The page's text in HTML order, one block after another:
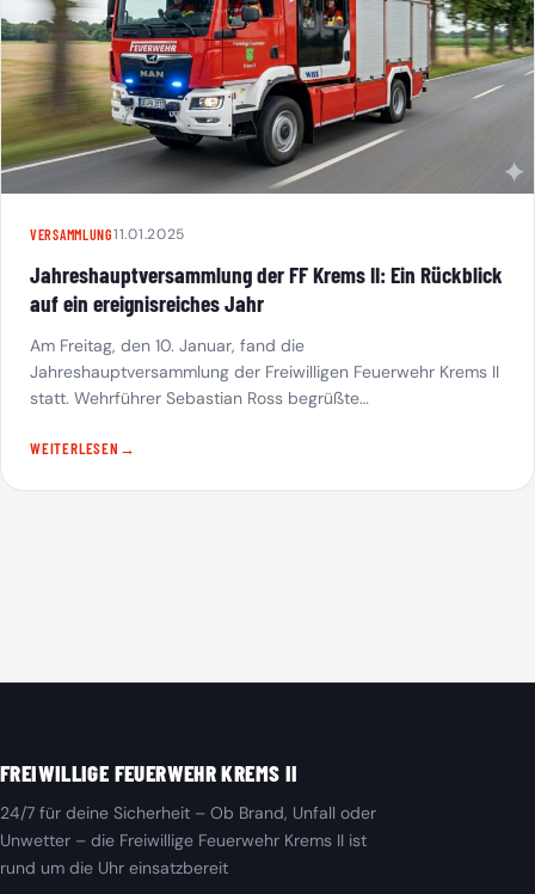
VERSAMMLUNG11.01.2025
Jahreshauptversammlung der FF Krems II: Ein Rückblick
auf ein ereignisreiches Jahr
Am Freitag, den 10. Januar, fand die
Jahreshauptversammlung der Freiwilligen Feuerwehr Krems II
statt. Wehrführer Sebastian Ross begrüßte…
WEITERLESEN
FREIWILLIGE FEUERWEHR KREMS II
24/7 für deine Sicherheit – Ob Brand, Unfall oder
Unwetter – die Freiwillige Feuerwehr Krems II ist
rund um die Uhr einsatzbereit